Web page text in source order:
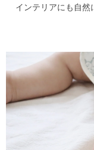
インテリアにも自然